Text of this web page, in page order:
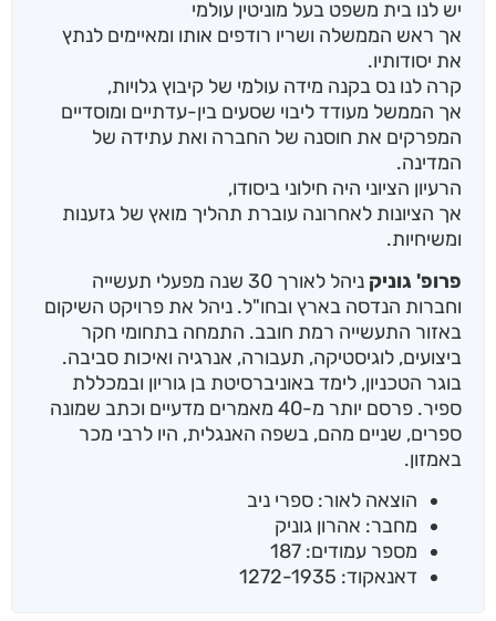
יש לנו בית משפט בעל מוניטין עולמי
אך ראש הממשלה ושריו רודפים אותו ומאיימים לנתץ
את יסודותיו.
קרה לנו נס בקנה מידה עולמי של קיבוץ גלויות,
אך הממשל מעודד ליבוי שסעים בין-עדתיים ומוסדיים
המפרקים את חוסנה של החברה ואת עתידה של
המדינה.
הרעיון הציוני היה חילוני ביסודו,
אך הציונות לאחרונה עוברת תהליך מואץ של גזענות
ומשיחיות.
פרופ' גוניק
ניהל לאורך 30 שנה מפעלי תעשייה
וחברות הנדסה בארץ ובחו"ל. ניהל את פרויקט השיקום
באזור התעשייה רמת חובב. התמחה בתחומי חקר
ביצועים, לוגיסטיקה, תעבורה, אנרגיה ואיכות סביבה.
בוגר הטכניון, לימד באוניברסיטת בן גוריון ובמכללת
ספיר. פרסם יותר מ-40 מאמרים מדעיים וכתב שמונה
ספרים, שניים מהם, בשפה האנגלית, היו לרבי מכר
באמזון.
הוצאה לאור: ספרי ניב
מחבר: אהרון גוניק
מספר עמודים: 187
דאנאקוד: 1272-1935